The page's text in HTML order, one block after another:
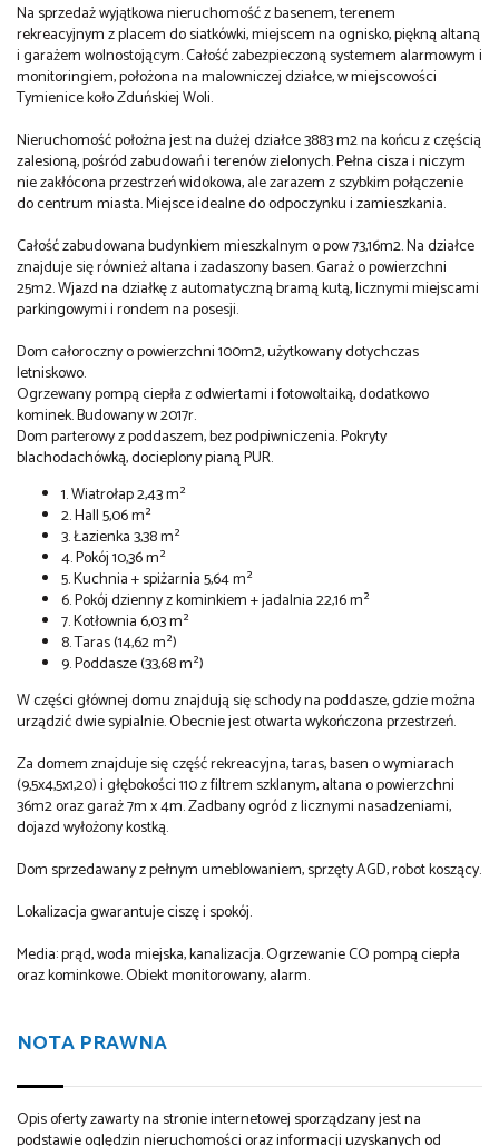
Na sprzedaż wyjątkowa nieruchomość z basenem, terenem
rekreacyjnym z placem do siatkówki, miejscem na ognisko, piękną altaną
i garażem wolnostojącym. Całość zabezpieczoną systemem alarmowym i
monitoringiem, położona na malowniczej działce, w miejscowości
Tymienice koło Zduńskiej Woli.
Nieruchomość położna jest na dużej działce 3883 m2 na końcu z częścią
zalesioną, pośród zabudowań i terenów zielonych. Pełna cisza i niczym
nie zakłócona przestrzeń widokowa, ale zarazem z szybkim połączenie
do centrum miasta. Miejsce idealne do odpoczynku i zamieszkania.
Całość zabudowana budynkiem mieszkalnym o pow 73,16m2. Na działce
znajduje się również altana i zadaszony basen. Garaż o powierzchni
25m2. Wjazd na działkę z automatyczną bramą kutą, licznymi miejscami
parkingowymi i rondem na posesji.
Dom całoroczny o powierzchni 100m2, użytkowany dotychczas
letniskowo.
Ogrzewany pompą ciepła z odwiertami i fotowoltaiką, dodatkowo
kominek. Budowany w 2017r.
Dom parterowy z poddaszem, bez podpiwniczenia. Pokryty
blachodachówką, docieplony pianą PUR.
1. Wiatrołap2,43 m²
2. Hall5,06 m²
3. Łazienka3,38 m²
4. Pokój10,36 m²
5. Kuchnia + spiżarnia5,64 m²
6. Pokój dzienny z kominkiem + jadalnia22,16 m²
7. Kotłownia6,03 m²
8. Taras(14,62 m²)
9. Poddasze(33,68 m²)
W części głównej domu znajdują się schody na poddasze, gdzie można
urządzić dwie sypialnie. Obecnie jest otwarta wykończona przestrzeń.
Za domem znajduje się część rekreacyjna, taras, basen o wymiarach
(9,5x4,5x1,20) i głębokości 110 z filtrem szklanym, altana o powierzchni
36m2 oraz garaż 7m x 4m. Zadbany ogród z licznymi nasadzeniami,
dojazd wyłożony kostką.
Dom sprzedawany z pełnym umeblowaniem, sprzęty AGD, robot koszący.
Lokalizacja gwarantuje ciszę i spokój.
Media: prąd, woda miejska, kanalizacja. Ogrzewanie CO pompą ciepła
oraz kominkowe. Obiekt monitorowany, alarm.
NOTA PRAWNA
Opis oferty zawarty na stronie internetowej sporządzany jest na